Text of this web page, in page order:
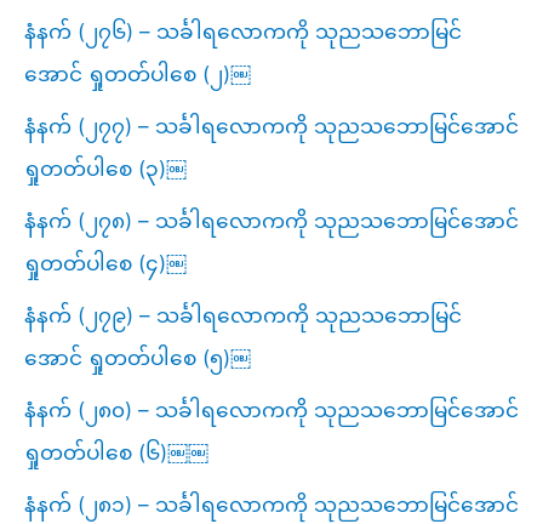
နံနက် (၂၇၆) – သင်္ခါရလောကကို သုညသဘောမြင်
အောင် ရှုတတ်ပါစေ (၂)￼
နံနက် (၂၇၇) – သင်္ခါရလောကကို သုညသဘောမြင်အောင်
ရှုတတ်ပါစေ (၃)￼
နံနက် (၂၇၈) – သင်္ခါရလောကကို သုညသဘောမြင်အောင်
ရှုတတ်ပါစေ (၄)￼
နံနက် (၂၇၉) – သင်္ခါရလောကကို သုညသဘောမြင်
အောင် ရှုတတ်ပါစေ (၅)￼
နံနက် (၂၈၀) – သင်္ခါရလောကကို သုညသဘောမြင်အောင်
ရှုတတ်ပါစေ (၆)￼￼
နံနက် (၂၈၁) – သင်္ခါရလောကကို သုညသဘောမြင်အောင်